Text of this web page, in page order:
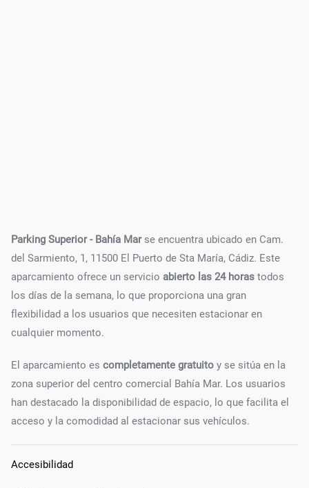
Parking Superior - Bahía Marse encuentra ubicado en Cam.
del Sarmiento, 1, 11500 El Puerto de Sta María, Cádiz. Este
aparcamiento ofrece un servicio abierto las 24 horas todos
los días de la semana, lo que proporciona una gran
flexibilidad a los usuarios que necesiten estacionar en
cualquier momento.
El aparcamiento es completamente gratuito y se sitúa en la
zona superior del centro comercial Bahía Mar. Los usuarios
han destacado la disponibilidad de espacio, lo que facilita el
acceso y la comodidad al estacionar sus vehículos.
Accesibilidad